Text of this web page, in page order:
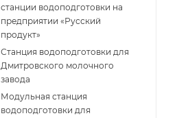
станции водоподготовки на
предприятии «Русский
продукт»
Станция водоподготовки для
Дмитровского молочного
завода
Модульная станция
водоподготовки для